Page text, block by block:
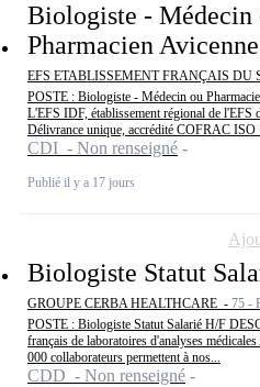
Biologiste - Médecin
Pharmacien
EFS ETABLISSEMENT FRANÇAIS DU
POSTE : Biologiste - Médecin ou
L'EFS IDF, établissement régional de l'EFS
Délivrance unique, accrédité COFRAC ISO
CDI - Non renseigné
Publié il y a 17 jours
Biologiste Statut
GROUPE CERBA HEALTHCARE - 75 -
POSTE : Biologiste Statut Salarié H/F
français de laboratoires d'analyses
000 collaborateurs permettent à nos...
CDD - Non renseigné